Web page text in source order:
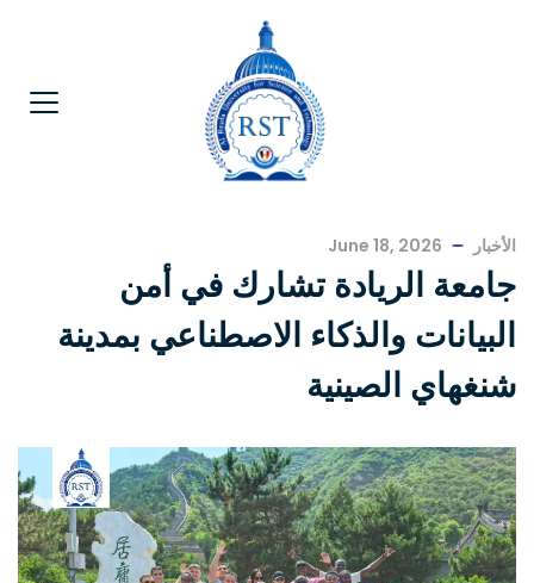
الأخبار June 18, 2026
جامعة الريادة تشارك في أمن
البيانات والذكاء الاصطناعي بمدينة
شنغهاي الصينية